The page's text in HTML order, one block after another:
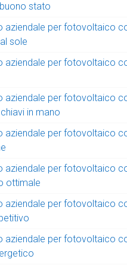
stato
aziendale per fotovoltaico
sole
aziendale per fotovoltaico
aziendale per fotovoltaico
in mano
aziendale per fotovoltaico
aziendale per fotovoltaico
ottimale
aziendale per fotovoltaico
aziendale per fotovoltaico